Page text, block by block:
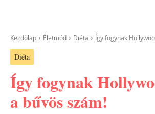
Kezdőlap Életmód Diéta Így fogynak
Diéta
Így fogynak
a bűvös szám!